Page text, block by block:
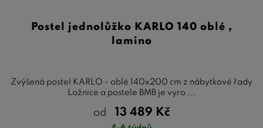
Postel jednolůžko KARLO 140 oblé ,
lamino
Zvýšená postel KARLO - oblé 140x200 cm z nábytkové řady
Ložnice a postele BMB je vyro ...
od 13 489 Kč